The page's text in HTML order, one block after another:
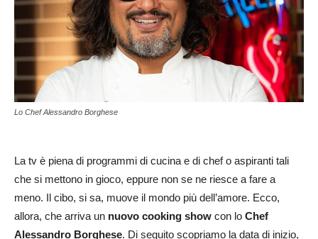
Lo Chef Alessandro Borghese
La tv è piena di programmi di cucina e di chef o aspiranti tali
che si mettono in gioco, eppure non se ne riesce a fare a
meno. Il cibo, si sa, muove il mondo più dell’amore. Ecco,
allora, che arriva un nuovo cooking show con lo Chef
Alessandro Borghese. Di seguito scopriamo la data di inizio,